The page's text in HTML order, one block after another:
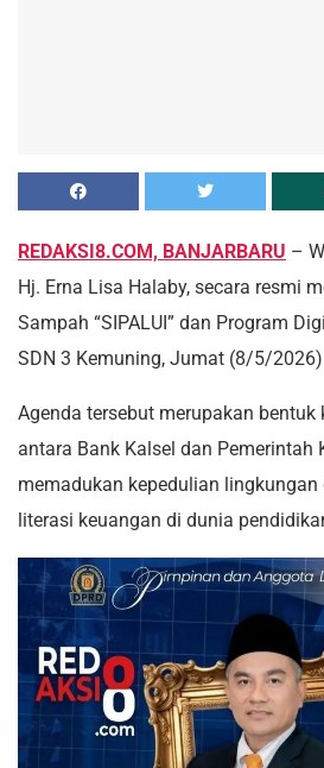
REDAKSI8.COM, BANJARBARU –
Hj. Erna Lisa Halaby, secara resmi
Sampah “SIPALUI” dan Program
SDN 3 Kemuning, Jumat (8/5/
Agenda tersebut merupakan
antara Bank Kalsel dan Pemerintah
memadukan kepedulian lingkungan
literasi keuangan di dunia